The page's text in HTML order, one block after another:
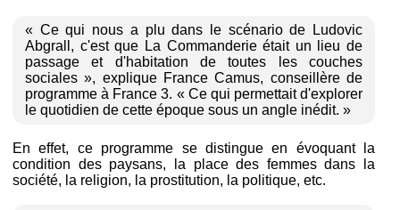
« Ce qui nous a plu dans le scénario de Ludovic
Abgrall, c'est que La Commanderie était un lieu de
passage et d'habitation de toutes les couches
sociales », explique France Camus, conseillère de
programme à France 3. « Ce qui permettait d'explorer
le quotidien de cette époque sous un angle inédit. »
En effet, ce programme se distingue en évoquant la
condition des paysans, la place des femmes dans la
société, la religion, la prostitution, la politique, etc.